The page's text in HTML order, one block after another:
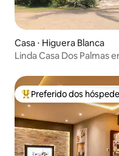
Casa ⋅ Higuera Blanca
Linda Casa Dos Palmas
Entre os melhores
Preferido dos